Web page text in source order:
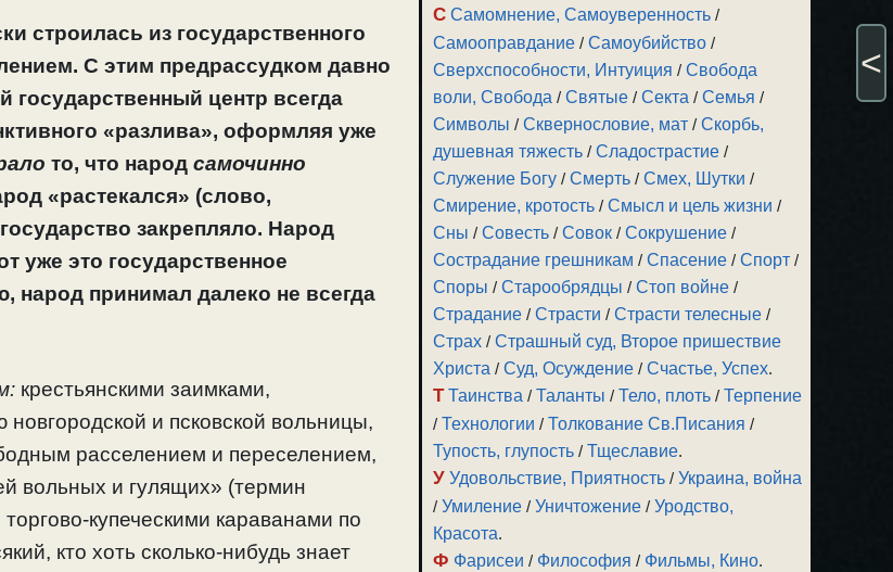
строилась из государственного
С этим предрассудком давно
государственный центр всегда
«разлива», оформляя уже
то, что народ самочинно
«растекался» (слово,
государство закрепляло. Народ
уже это государственное
народ принимал далеко не всегда
крестьянскими заимками,
и псковской вольницы,
расселением и переселением,
вольных и гулящих» (термин
купеческими караванами по
кто хоть сколько-нибудь знает
С Самомнение, Самоуверенность /
Самооправдание /Самоубийство /
Сверхспособности, Интуиция /Свобода
воли, Свобода /Святые /Секта /Семья /
Символы /Сквернословие, мат /Скорбь,
душевная тяжесть /Сладострастие /
Служение Богу /Смерть /Смех, Шутки /
Смирение, кротость /Смысл и цель жизни /
Сны /Совесть /Совок /Сокрушение /
Сострадание грешникам /Спасение /Спорт /
Споры /Старообрядцы /Стоп войне /
Страдание /Страсти /Страсти телесные /
Страх /Страшный суд, Второе пришествие
Христа /Суд, Осуждение /Счастье, Успех.
Т Таинства /Таланты /Тело, плоть /Терпение
/Технологии /Толкование Св.Писания /
Тупость, глупость /Тщеславие.
У Удовольствие, Приятность /Украина, война
/Умиление /Уничтожение /Уродство,
Красота.
Ф Фарисеи / Философия / Фильмы, Кино.
<